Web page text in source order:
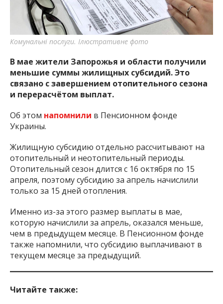
Комунальні послуги. Ілюстративне фото
В мае жители Запорожья и области получили
меньшие суммы жилищных субсидий. Это
связано с завершением отопительного сезона
и перерасчётом выплат.
Об этом напомнили в Пенсионном фонде
Украины.
Жилищную субсидию отдельно рассчитывают на
отопительный и неотопительный периоды.
Отопительный сезон длится с 16 октября по 15
апреля, поэтому субсидию за апрель начислили
только за 15 дней отопления.
Именно из-за этого размер выплаты в мае,
которую начислили за апрель, оказался меньше,
чем в предыдущем месяце. В Пенсионном фонде
также напомнили, что субсидию выплачивают в
текущем месяце за предыдущий.
Читайте также: